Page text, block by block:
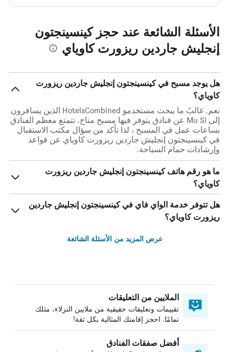
الأسئلة الشائعة عند حجز كينسينجتون
إنجليش جاردين ريزورت كاوياي
هل يوجد مسبح في كينسينجتون إنجليش جاردين ريزورت
كاوياي؟
نعم. غالبً ما يبحث مستخدمو HotelsCombined الذين يسافرون
إلى Mu Si عن فنادق يتوفر فيها مسبح متاح. تتمتع معظم الفنادق
بساعات عمل في المسبح ، لذا تأكد من سؤال مكتب الاستقبال
في كينسينجتون إنجليش جاردين ريزورت كاوياي عن قواعد
وإرشادات حمام السباحة.
ما هو رقم هاتف كينسينجتون إنجليش جاردين ريزورت
كاوياي؟
هل تتوفر خدمة الواي فاي في كينسينجتون إنجليش جاردين
ريزورت كاوياي؟
عرض المزيد من الأسئلة الشائعة
الملايين من التعليقات
تقييمات وتعليقات حقيقية من ملايين النزلاء، مثلك
تمامًا. احجز إقامتك المثالية بكل ثقة!
أفضل صفقات الفنادق